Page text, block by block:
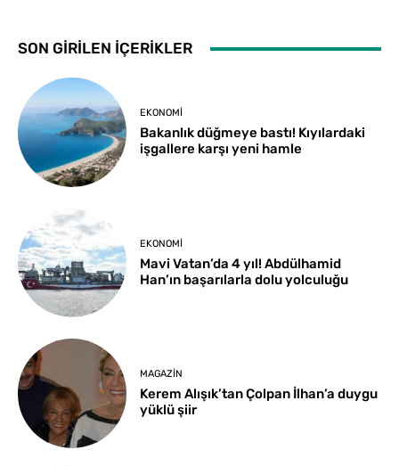
SON GİRİLEN İÇERİKLER
EKONOMI
Bakanlık düğmeye bastı! Kıyılardaki
işgallere karşı yeni hamle
EKONOMI
Mavi Vatan’da 4 yıl! Abdülhamid
Han’ın başarılarla dolu yolculuğu
MAGAZIN
Kerem Alışık’tan Çolpan İlhan’a duygu
yüklü şiir